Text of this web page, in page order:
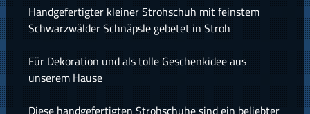
Handgefertigter kleiner Strohschuh mit feinstem
Schwarzwälder Schnäpsle gebetet in Stroh
Für Dekoration und als tolle Geschenkidee aus
unserem Hause